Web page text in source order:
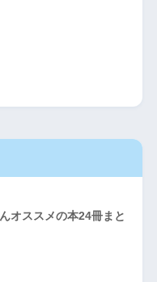
オススメの本24冊まと